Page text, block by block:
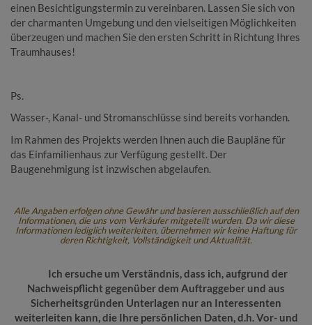
einen Besichtigungstermin zu vereinbaren. Lassen Sie sich von
der charmanten Umgebung und den vielseitigen Möglichkeiten
überzeugen und machen Sie den ersten Schritt in Richtung Ihres
Traumhauses!
Ps.
Wasser-, Kanal- und Stromanschlüsse sind bereits vorhanden.
Im Rahmen des Projekts werden Ihnen auch die Baupläne für
das Einfamilienhaus zur Verfügung gestellt. Der
Baugenehmigung ist inzwischen abgelaufen.
Alle Angaben erfolgen ohne Gewähr und basieren ausschließlich auf den
Informationen, die uns vom Verkäufer mitgeteilt wurden. Da wir diese
Informationen lediglich weiterleiten, übernehmen wir keine Haftung für
deren Richtigkeit, Vollständigkeit und Aktualität.
Ich ersuche um Verständnis, dass ich, aufgrund der
Nachweispflicht gegenüber dem Auftraggeber und aus
Sicherheitsgründen Unterlagen nur an Interessenten
weiterleiten kann, die Ihre persönlichen Daten, d.h. Vor- und